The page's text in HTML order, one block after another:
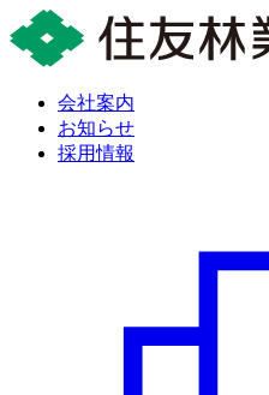
会社案内
お知らせ
採用情報